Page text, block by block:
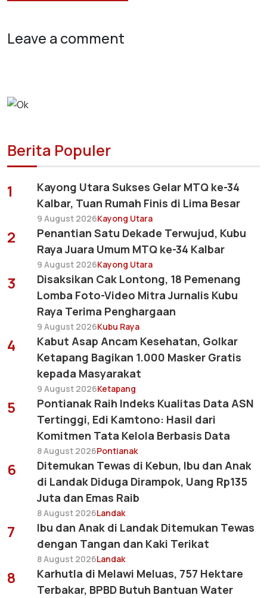
Leave a comment
Berita Populer
1
Kayong Utara Sukses Gelar MTQ ke-34
Kalbar, Tuan Rumah Finis di Lima Besar
9 August 2026Kayong Utara
2
Penantian Satu Dekade Terwujud, Kubu
Raya Juara Umum MTQ ke-34 Kalbar
9 August 2026Kayong Utara
3
Disaksikan Cak Lontong, 18 Pemenang
Lomba Foto-Video Mitra Jurnalis Kubu
Raya Terima Penghargaan
9 August 2026Kubu Raya
4
Kabut Asap Ancam Kesehatan, Golkar
Ketapang Bagikan 1.000 Masker Gratis
kepada Masyarakat
9 August 2026Ketapang
5
Pontianak Raih Indeks Kualitas Data ASN
Tertinggi, Edi Kamtono: Hasil dari
Komitmen Tata Kelola Berbasis Data
8 August 2026Pontianak
6
Ditemukan Tewas di Kebun, Ibu dan Anak
di Landak Diduga Dirampok, Uang Rp135
Juta dan Emas Raib
8 August 2026Landak
7
Ibu dan Anak di Landak Ditemukan Tewas
dengan Tangan dan Kaki Terikat
8 August 2026Landak
8
Karhutla di Melawi Meluas, 757 Hektare
Terbakar, BPBD Butuh Bantuan Water